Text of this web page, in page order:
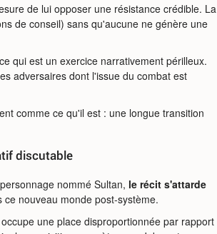
de lui opposer une résistance crédible. La
de conseil) sans qu'aucune ne génère une
qui est un exercice narrativement périlleux.
adversaires dont l'issue du combat est
comme ce qu'il est : une longue transition
discutable
nommé Sultan, le récit s'attarde
nouveau monde post-système.
une place disproportionnée par rapport